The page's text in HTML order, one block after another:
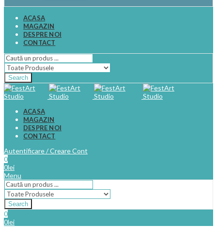
ACASA
MAGAZIN
DESPRE NOI
CONTACT
Search
ACASA
MAGAZIN
DESPRE NOI
CONTACT
Autentificare / Creare Cont
0
0lei
Menu
Search
0
0lei